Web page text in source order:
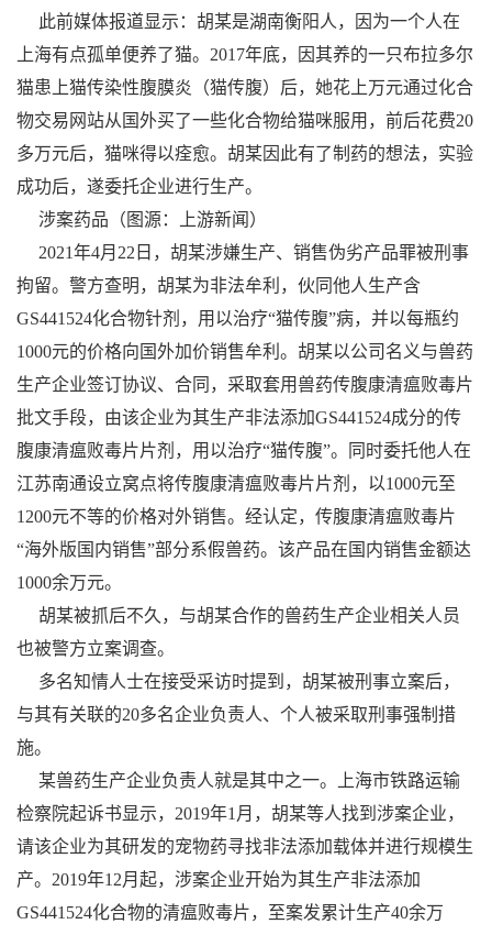
此前媒体报道显示：胡某是湖南衡阳人，因为一个人在
上海有点孤单便养了猫。2017年底，因其养的一只布拉多尔
猫患上猫传染性腹膜炎（猫传腹）后，她花上万元通过化合
物交易网站从国外买了一些化合物给猫咪服用，前后花费20
多万元后，猫咪得以痊愈。胡某因此有了制药的想法，实验
成功后，遂委托企业进行生产。
涉案药品（图源：上游新闻）
2021年4月22日，胡某涉嫌生产、销售伪劣产品罪被刑事
拘留。警方查明，胡某为非法牟利，伙同他人生产含
GS441524化合物针剂，用以治疗“猫传腹”病，并以每瓶约
1000元的价格向国外加价销售牟利。胡某以公司名义与兽药
生产企业签订协议、合同，采取套用兽药传腹康清瘟败毒片
批文手段，由该企业为其生产非法添加GS441524成分的传
腹康清瘟败毒片片剂，用以治疗“猫传腹”。同时委托他人在
江苏南通设立窝点将传腹康清瘟败毒片片剂，以1000元至
1200元不等的价格对外销售。经认定，传腹康清瘟败毒片
“海外版国内销售”部分系假兽药。该产品在国内销售金额达
1000余万元。
胡某被抓后不久，与胡某合作的兽药生产企业相关人员
也被警方立案调查。
多名知情人士在接受采访时提到，胡某被刑事立案后，
与其有关联的20多名企业负责人、个人被采取刑事强制措
施。
某兽药生产企业负责人就是其中之一。上海市铁路运输
检察院起诉书显示，2019年1月，胡某等人找到涉案企业，
请该企业为其研发的宠物药寻找非法添加载体并进行规模生
产。2019年12月起，涉案企业开始为其生产非法添加
GS441524化合物的清瘟败毒片，至案发累计生产40余万